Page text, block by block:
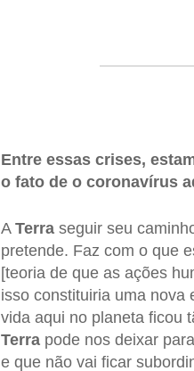
Entre essas crises,
o fato de o coronavírus
A Terraseguir seu
pretende. Faz com o que
[teoria de que as ações
isso constituiria uma nova
vida aqui no planeta ficou
Terrapode nos deixar
e que não vai ficar